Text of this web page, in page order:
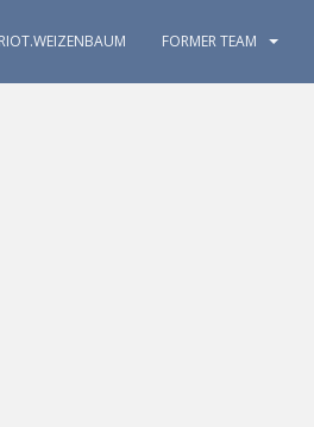
RIOT.WEIZENBAUM FORMER TEAM